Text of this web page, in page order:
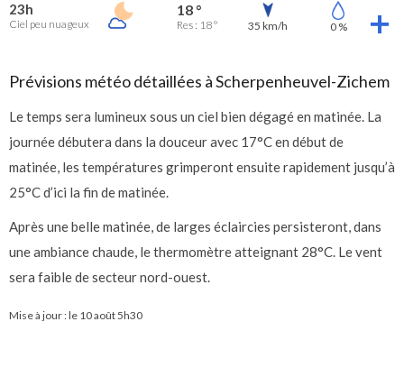
23h
Ciel peu nuageux
18 °
Res : 18 ° 35 km/h 0 %
Prévisions météo détaillées à Scherpenheuvel-Zichem
Le temps sera lumineux sous un ciel bien dégagé en matinée. La
journée débutera dans la douceur avec 17°C en début de
matinée, les températures grimperont ensuite rapidement jusqu’à
25°C d’ici la fin de matinée.
Après une belle matinée, de larges éclaircies persisteront, dans
une ambiance chaude, le thermomètre atteignant 28°C. Le vent
sera faible de secteur nord-ouest.
Mise à jour : le 10 août 5h30